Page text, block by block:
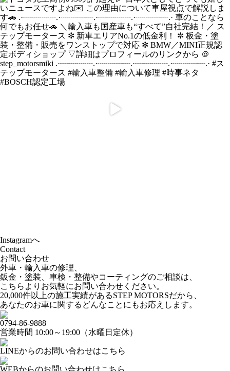
Instagramへ
Contact
お問い合わせ
外車・輸入車の修理、
鈑金・塗装、車検・整備やコーティングのご相談は、
こちらよりお気軽にお問い合わせください。
20,000件以上の施工実績があるSTEP MOTORSだから、
あなたのお車に関するどんなことにもお応えします。
0794-86-9888
営業時間 10:00～19:00（水曜日定休）
LINEからのお問い合わせはこちら
WEBからのお問い合わせはこちら